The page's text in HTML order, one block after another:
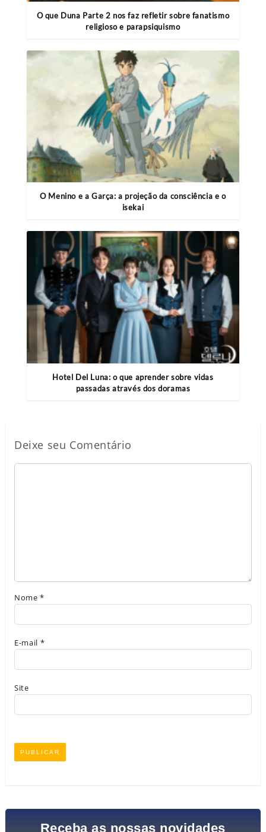
O que Duna Parte 2 nos faz refletir sobre fanatismo
religioso e parapsiquismo
O Menino e a Garça: a projeção da consciência e o
isekai
Hotel Del Luna: o que aprender sobre vidas
passadas através dos doramas
Deixe seu Comentário
Nome*
E-mail *
Site
Receba as nossas novidades